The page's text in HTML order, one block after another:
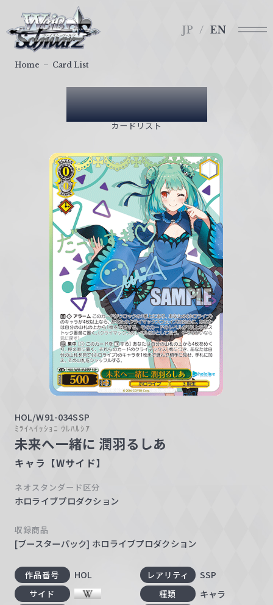
ァ
イ
JP EN
Card List
カードリスト
Home Card List
HOL/W91-034SSP
ﾐﾗｲﾍｲｯｼｮﾆ ｳﾙﾊﾙｼｱ
未来へ一緒に 潤羽るしあ
キャラ【Wサイド】
ネオスタンダード区分
ホロライブプロダクション
収録商品
[ブースターパック] ホロライブプロダクション
作品番号 HOL レアリティ SSP
サイド 種類 キャラ